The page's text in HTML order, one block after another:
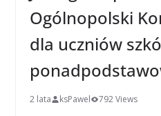
Ogólnopolski
dla uczniów
2 lata ksPawel 792 Views